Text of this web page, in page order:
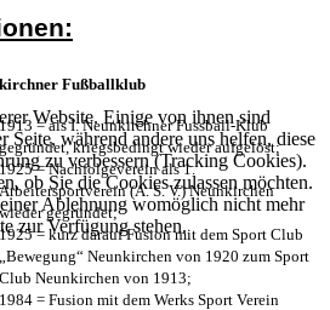
Website. Einige von ihnen sind
Seite, während andere uns helfen, diese
zu verbessern (Tracking Cookies).
ob Sie die Cookies zulassen möchten.
Ablehnung womöglich nicht mehr
zur Verfügung stehen.
Fußballklub
1913 = als I. Neunkirchner Fussball-Klub
gegründet, kriegsbedingt wieder aufgelöst;
1925 = Nachfolgeverein als 1.
Arbeitersportverein (A. S. V.) Neunkirchen
wieder gegründet;
1925 = kurz darauf Fusion mit dem Sport Club
„Bewegung“ Neunkirchen von 1920 zum Sport
Club Neunkirchen von 1913;
1984 = Fusion mit dem Werks Sport Verein